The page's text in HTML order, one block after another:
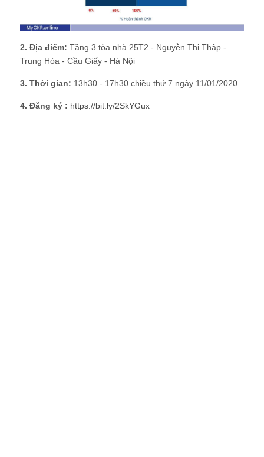
2. Địa điểm: Tầng 3 tòa nhà 25T2 - Nguyễn Thị Thập -
Trung Hòa - Cầu Giấy - Hà Nội
3. Thời gian: 13h30 - 17h30 chiều thứ 7 ngày 11/01/2020
4. Đăng ký : https://bit.ly/2SkYGux